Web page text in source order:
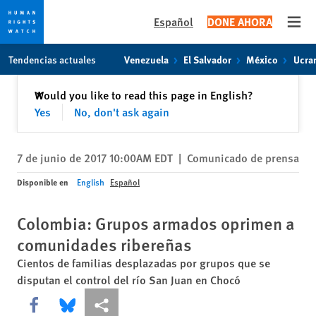
content
Español DONE AHORA
Tendencias actuales Venezuela El Salvador México
Would you like to read this page in English?
Yes
No, don't ask again
✕Cerrar
7 de junio de 2017 10:00AM EDT | Comunicado de prensa
Disponible en English Español
Colombia: Grupos armados oprimen a
comunidades ribereñas
Cientos de familias desplazadas por grupos que se
disputan el control del río San Juan en Chocó
Share this via Facebook
Share this via Bluesky
Share this via Compartir